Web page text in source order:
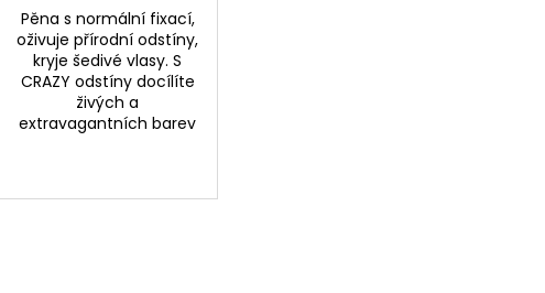
Pěna s normální fixací,
oživuje přírodní odstíny,
kryje šedivé vlasy. S
CRAZY odstíny docílíte
živých a
extravagantních barev